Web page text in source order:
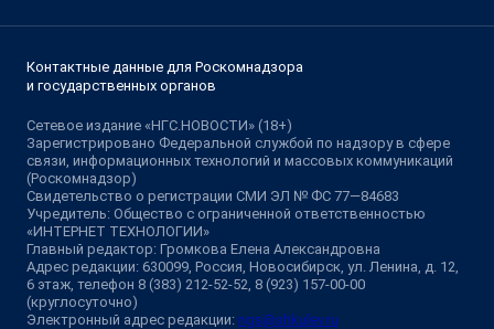
Контактные данные для Роскомнадзора
и государственных органов
Сетевое издание «НГС.НОВОСТИ» (18+)
Зарегистрировано Федеральной службой по надзору в сфере
связи, информационных технологий и массовых коммуникаций
(Роскомнадзор)
Свидетельство о регистрации СМИ ЭЛ № ФС 77—84683
Учредитель: Общество с ограниченной ответственностью
«ИНТЕРНЕТ ТЕХНОЛОГИИ»
Главный редактор: Громкова Елена Александровна
Адрес редакции: 630099, Россия, Новосибирск, ул. Ленина, д. 12,
6 этаж, телефон 8 (383) 212-52-52, 8 (923) 157-00-00
(круглосуточно)
Электронный адрес редакции: ngs@shkulev.ru